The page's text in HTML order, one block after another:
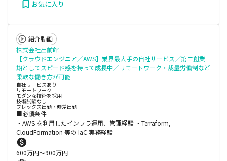
お気に入り
紹介動画
株式会社出前館
【クラウドエンジニア／AWS】業界最大手の自社サービス／第二創業
期としてスピード感を持って成長中／リモートワーク・裁量労働制など
柔軟な働き方が可能
自社サービスあり
リモートワーク
モダンな技術を採用
技術試験なし
フレックス出勤・時差出勤
■必須条件
・AWS を利用したインフラ運用、管理経験 ・Terraform,
CloudFormation 等の IaC 実務経験
600万円〜900万円